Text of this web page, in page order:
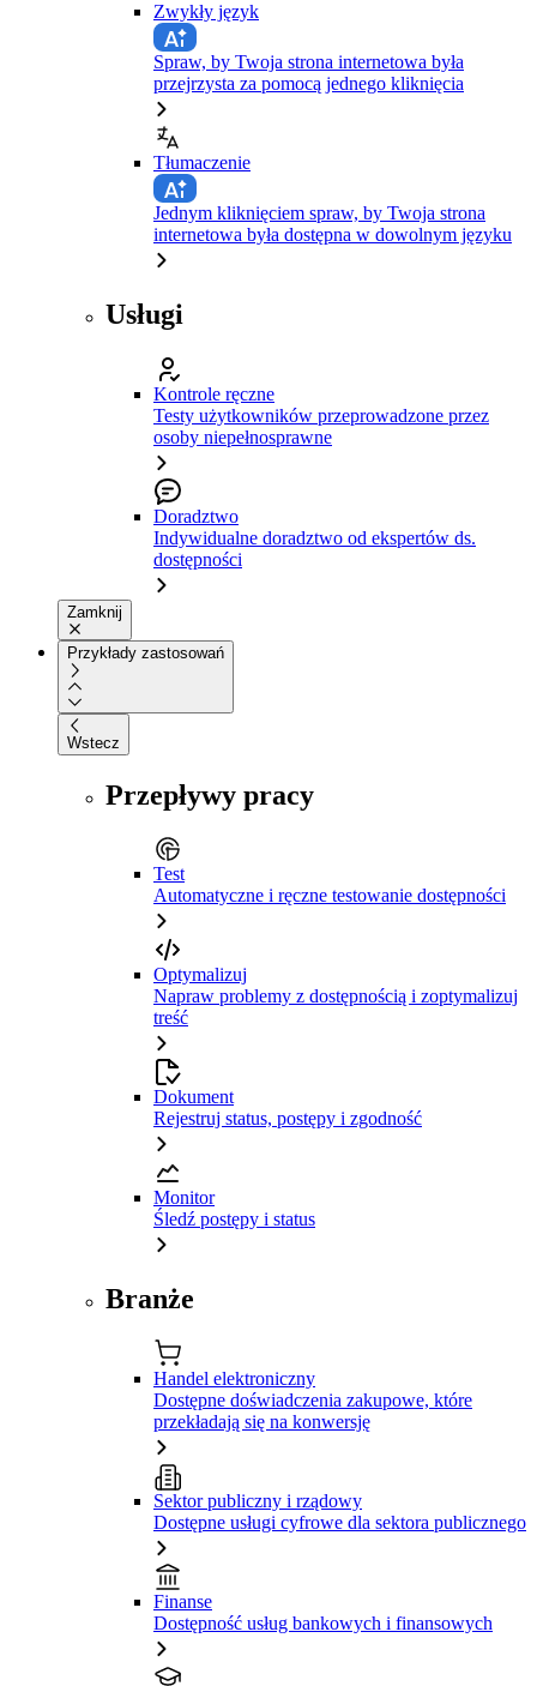
Zwykły język
Spraw, by Twoja strona internetowa była
przejrzysta za pomocą jednego kliknięcia
Tłumaczenie
Jednym kliknięciem spraw, by Twoja strona
internetowa była dostępna w dowolnym języku
Usługi
Kontrole ręczne
Testy użytkowników przeprowadzone przez
osoby niepełnosprawne
Doradztwo
Indywidualne doradztwo od ekspertów ds.
dostępności
Zamknij
Przykłady zastosowań
Wstecz
Przepływy pracy
Test
Automatyczne i ręczne testowanie dostępności
Optymalizuj
Napraw problemy z dostępnością i zoptymalizuj
treść
Dokument
Rejestruj status, postępy i zgodność
Monitor
Śledź postępy i status
Branże
Handel elektroniczny
Dostępne doświadczenia zakupowe, które
przekładają się na konwersję
Sektor publiczny i rządowy
Dostępne usługi cyfrowe dla sektora publicznego
Finanse
Dostępność usług bankowych i finansowych